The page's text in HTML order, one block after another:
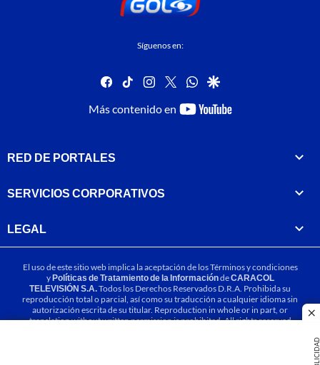
Síguenos en:
facebook
tiktok instagram
twitterwhatsapp
google
Más contenido en
youtube-
RED DE PORTALES
SERVICIOS CORPORATIVOS
LEGAL
El uso de este sitio web implica la aceptación de losTérminos y condiciones
yPolíticas de Tratamiento de la InformacióndeCARACOL
TELEVISIÓN S.A.Todos los Derechos Reservados D.R.A. Prohibida su
reproducción total o parcial, así como su traducción a cualquier idioma sin
autorización escrita de su titular. Reproduction in whole or in part, or
translation without written permission is prohibited. All rights reserved